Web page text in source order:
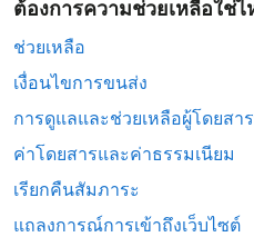
ต้องการความช่วยเหลือใช่ไ
ช่วยเหลือ
เงื่อนไขการขนส่ง
การดูแลและช่วยเหลือผู้โดยสา
ค่าโดยสารและค่าธรรมเนียม
เรียกคืนสัมภาระ
แถลงการณ์การเข้าถึงเว็บไซต์